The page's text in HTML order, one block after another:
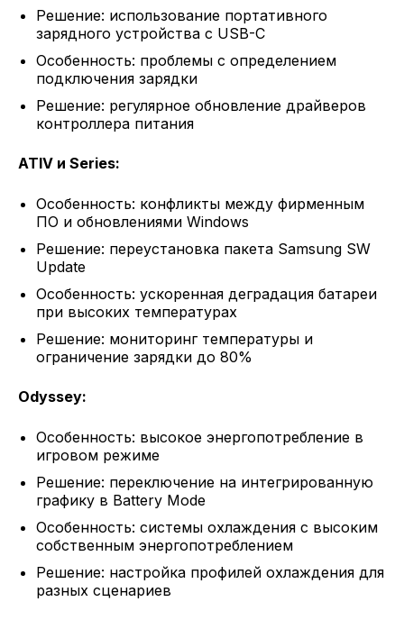
Решение: использование портативного
зарядного устройства с USB-C
Особенность: проблемы с определением
подключения зарядки
Решение: регулярное обновление драйверов
контроллера питания
ATIV и Series:
Особенность: конфликты между фирменным
ПО и обновлениями Windows
Решение: переустановка пакета Samsung SW
Update
Особенность: ускоренная деградация батареи
при высоких температурах
Решение: мониторинг температуры и
ограничение зарядки до 80%
Odyssey:
Особенность: высокое энергопотребление в
игровом режиме
Решение: переключение на интегрированную
графику в Battery Mode
Особенность: системы охлаждения с высоким
собственным энергопотреблением
Решение: настройка профилей охлаждения для
разных сценариев